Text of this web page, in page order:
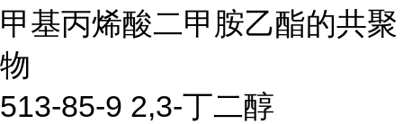
甲基丙烯酸二甲胺乙酯的共聚
物
513-85-9 2,3-丁二醇